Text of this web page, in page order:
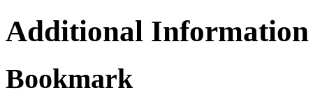
Additional Information
Bookmark